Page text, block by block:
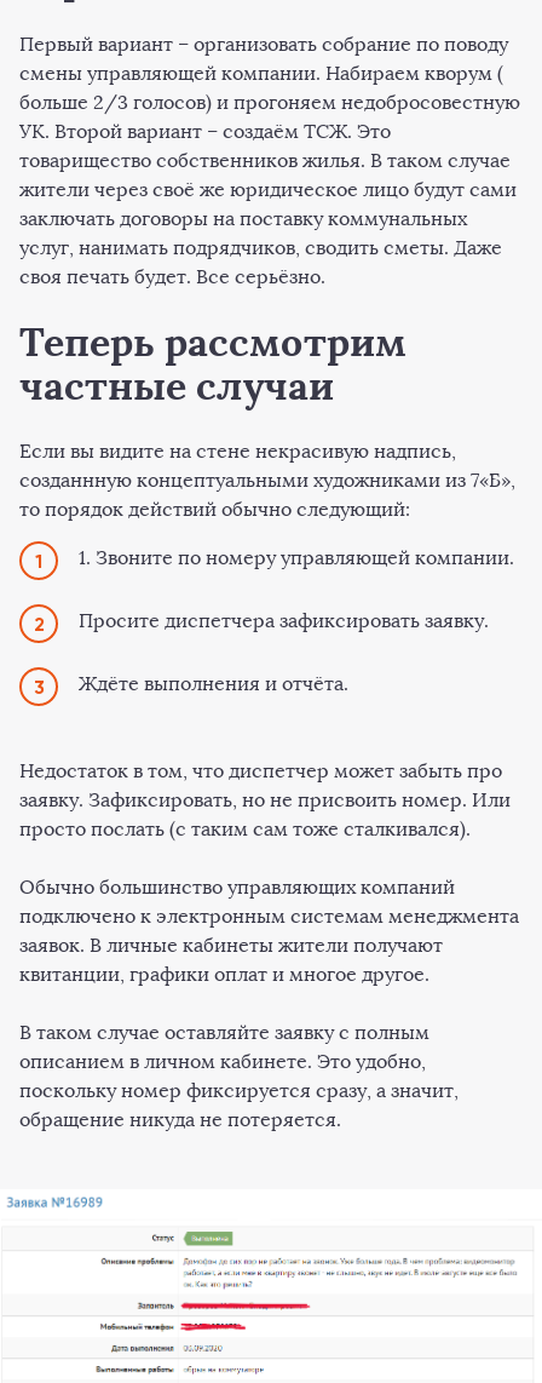
Первый вариант – организовать собрание по поводу
смены управляющей компании. Набираем кворум (
больше 2/3 голосов) и прогоняем недобросовестную
УК. Второй вариант – создаём ТСЖ. Это
товарищество собственников жилья. В таком случае
жители через своё же юридическое лицо будут сами
заключать договоры на поставку коммунальных
услуг, нанимать подрядчиков, сводить сметы. Даже
своя печать будет. Все серьёзно.
Теперь рассмотрим
частные случаи
Если вы видите на стене некрасивую надпись,
созданнную концептуальными художниками из 7«Б»,
то порядок действий обычно следующий:
1. Звоните по номеру управляющей компании.
Просите диспетчера зафиксировать заявку.
Ждёте выполнения и отчёта.
Недостаток в том, что диспетчер может забыть про
заявку. Зафиксировать, но не присвоить номер. Или
просто послать (с таким сам тоже сталкивался).
Обычно большинство управляющих компаний
подключено к электронным системам менеджмента
заявок. В личные кабинеты жители получают
квитанции, графики оплат и многое другое.
В таком случае оставляйте заявку с полным
описанием в личном кабинете. Это удобно,
поскольку номер фиксируется сразу, а значит,
обращение никуда не потеряется.